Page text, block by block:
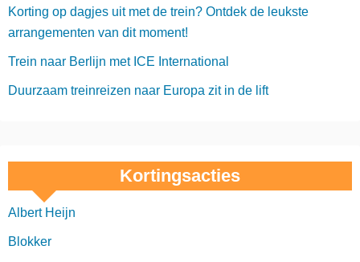
Korting op dagjes uit met de trein? Ontdek de leukste
arrangementen van dit moment!
Trein naar Berlijn met ICE International
Duurzaam treinreizen naar Europa zit in de lift
Kortingsacties
Albert Heijn
Blokker